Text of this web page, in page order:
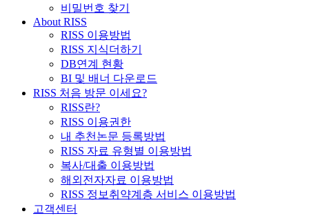
비밀번호 찾기
About RISS
RISS 이용방법
RISS 지식더하기
DB연계 현황
BI 및 배너 다운로드
RISS 처음 방문 이세요?
RISS란?
RISS 이용권한
내 추천논문 등록방법
RISS 자료 유형별 이용방법
복사/대출 이용방법
해외전자자료 이용방법
RISS 정보취약계층 서비스 이용방법
고객센터